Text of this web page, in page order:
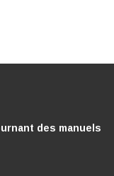
des manuels